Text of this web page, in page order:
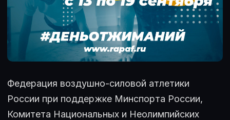
Федерация воздушно-силовой атлетики
России при поддержке Минспорта России,
Комитета Национальных и Неолимпийских